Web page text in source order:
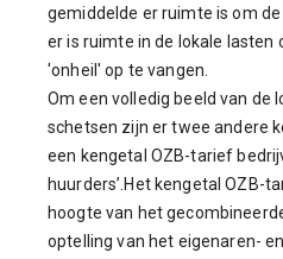
gemiddelde er ruimte is om
er is ruimte in de lokale lasten
'onheil' op te vangen.
Om een volledig beeld van de
schetsen zijn er twee andere
een kengetal OZB-tarief
huurders’.Het kengetal OZB-
hoogte van het
optelling van het eigenaren-